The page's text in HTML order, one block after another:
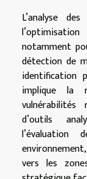
L’analyse
notamment
détection de
identification
implique la
vulnérabilités
d’outils
l’évaluation
vers les